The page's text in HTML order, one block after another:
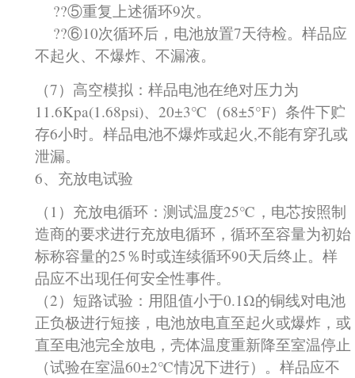
??⑤重复上述循环9次。
??⑥10次循环后，电池放置7天待检。样品应
不起火、不爆炸、不漏液。
（7）高空模拟：样品电池在绝对压力为
11.6Kpa(1.68psi)、20±3℃（68±5°F）条件下贮
存6小时。样品电池不爆炸或起火,不能有穿孔或
泄漏。
6、充放电试验
（1）充放电循环：测试温度25℃，电芯按照制
造商的要求进行充放电循环，循环至容量为初始
标称容量的25％时或连续循环90天后终止。样
品应不出现任何安全性事件。
（2）短路试验：用阻值小于0.1Ω的铜线对电池
正负极进行短接，电池放电直至起火或爆炸，或
直至电池完全放电，壳体温度重新降至室温停止
（试验在室温60±2℃情况下进行）。样品应不